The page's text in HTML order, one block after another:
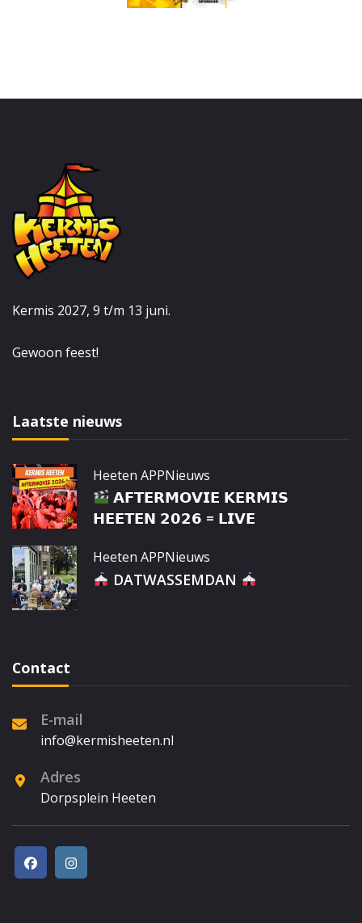
Kermis 2027, 9 t/m 13 juni.
Gewoon feest!
Laatste nieuws
Heeten APPNieuws
𝗔𝗙𝗧𝗘𝗥𝗠𝗢𝗩𝗜𝗘 𝗞𝗘𝗥𝗠𝗜𝗦
𝗛𝗘𝗘𝗧𝗘𝗡 𝟮𝟬𝟮𝟲 = 𝗟𝗜𝗩𝗘
Heeten APPNieuws
DATWASSEMDAN
Contact
E-mail
info@kermisheeten.nl
Adres
Dorpsplein Heeten